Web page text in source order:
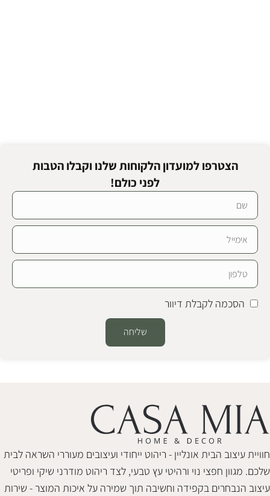
הצטרפו למועדון הלקוחות שלנו וקבלו הטבות
לפני כולם!
הסכמה לקבלת דיוור
שליחה
חוויית עיצוב הבית אונליין - ריהוט ייחודי ועיצובים מעוררי השראה לבית
שלכם. מגוון חפצי נוי ורהיטי עץ טבעי, לצד ריהוט מודרני שיקי ופריטי
עיצוב הנבחרים בקפידה וחשיבה תוך שמירה על איכות המוצר - שירות